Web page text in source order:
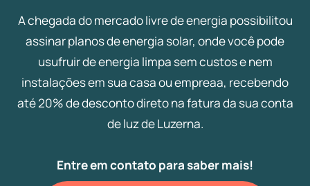
A chegada do mercado livre de energia possibilitou
assinar planos de energia solar, onde você pode
usufruir de energia limpa sem custos e nem
instalações em sua casa ou empreaa, recebendo
até 20% de desconto direto na fatura da sua conta
de luz de Luzerna.
Entre em contato para saber mais!